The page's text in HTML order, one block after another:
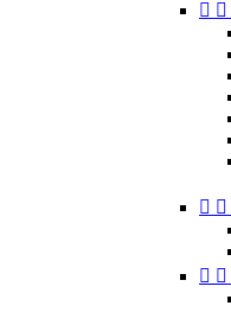
 
 
 